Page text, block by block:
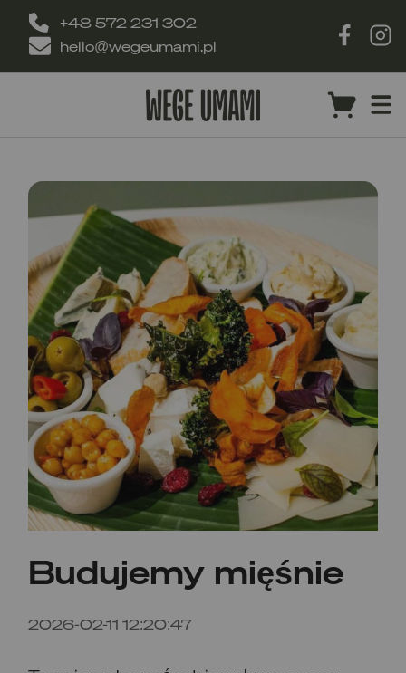
+48 572 231 302
hello@wegeumami.pl
Budujemy mięśnie
2026-02-11 12:20:47